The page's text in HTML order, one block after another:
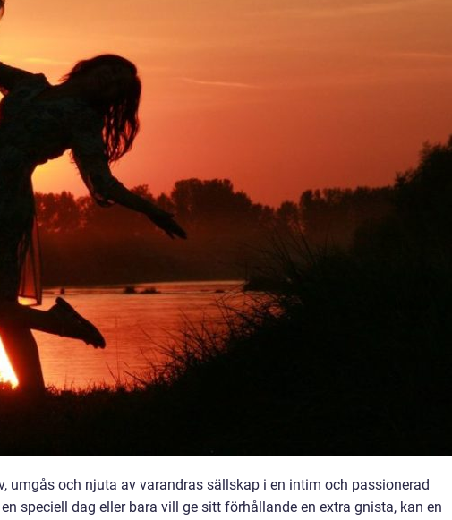
umgås och njuta av varandras sällskap i en intim och passionerad
speciell dag eller bara vill ge sitt förhållande en extra gnista, kan en